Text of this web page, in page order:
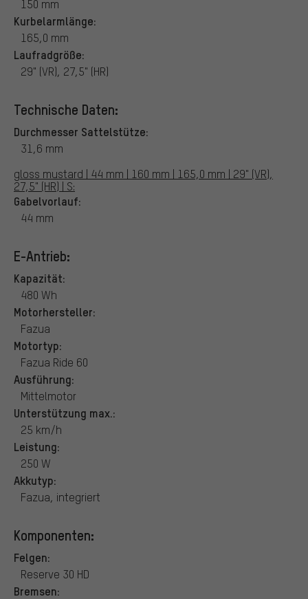
150 mm
Kurbelarmlänge:
165,0 mm
Laufradgröße:
29" (VR), 27,5" (HR)
Technische Daten:
Durchmesser Sattelstütze:
31,6 mm
gloss mustard | 44 mm | 160 mm | 165,0 mm | 29" (VR),
27,5" (HR) | S:
Gabelvorlauf:
44 mm
E-Antrieb:
Kapazität:
480 Wh
Motorhersteller:
Fazua
Motortyp:
Fazua Ride 60
Ausführung:
Mittelmotor
Unterstützung max.:
25 km/h
Leistung:
250 W
Akkutyp:
Fazua, integriert
Komponenten:
Felgen:
Reserve 30 HD
Bremsen: